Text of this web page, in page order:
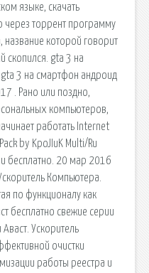
языке, скачать
через торрент программу
название которой говорит
скопился. gta 3 на
gta 3 на смартфон андроид
. Рано или поздно,
компьютеров,
работать Internet
by KpoJIuK Multi/Ru
и бесплатно. 20 мар 2016
Компьютера.
по функционалу как
бесплатно свежие серии
Ускоритель
очистки
работы реестра и